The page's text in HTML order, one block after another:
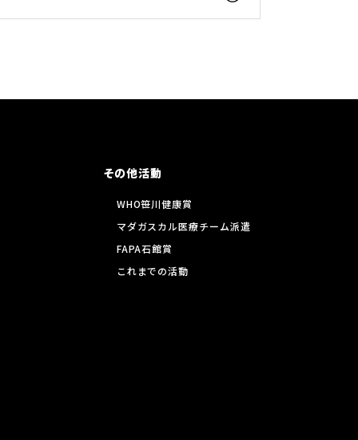
その他活動
WHO笹川健康賞
マダガスカル医療チーム派遣
FAPA石館賞
これまでの活動